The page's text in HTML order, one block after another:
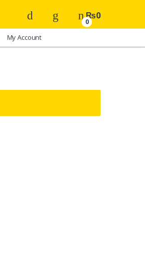
0
₨0
My Account